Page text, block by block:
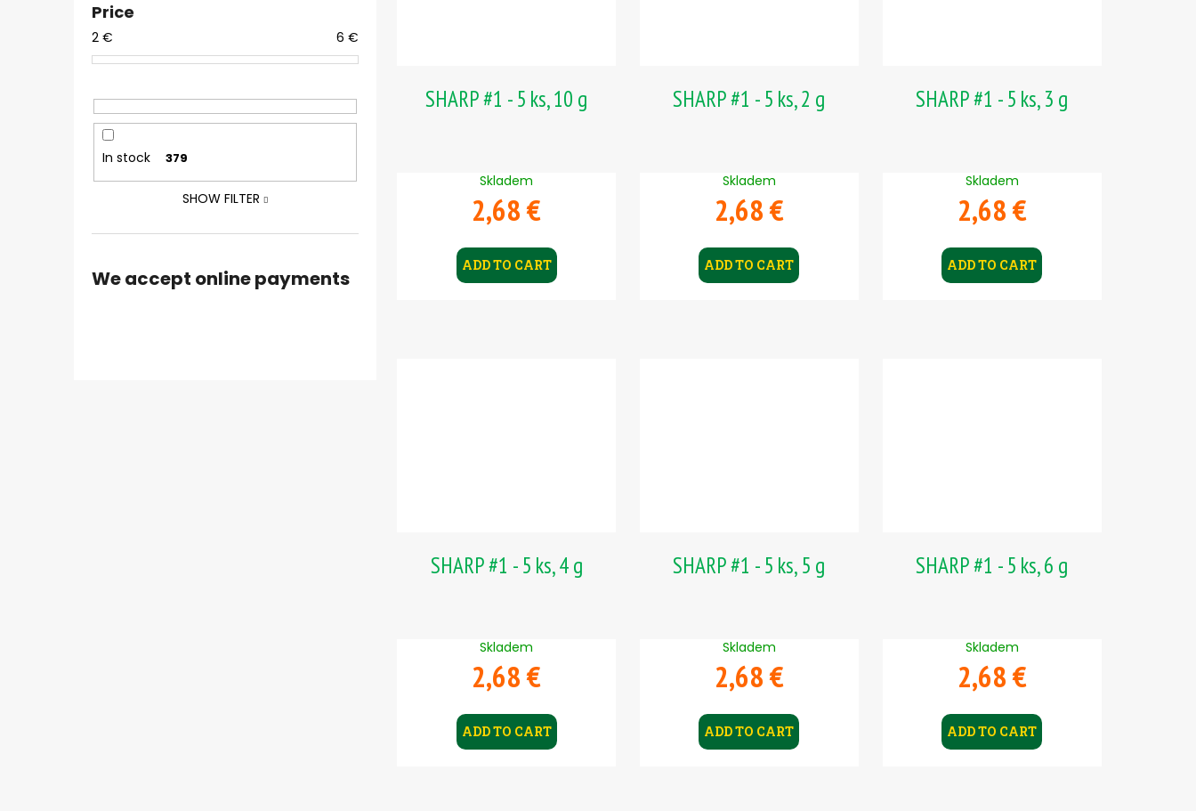
Price
2 € 6 €
In stock 379
SHOW FILTER
We accept online payments
SHARP #1 - 5 ks, 10 g
Skladem
2,68 €
ADD TO CART
SHARP #1 - 5 ks, 2 g
Skladem
2,68 €
ADD TO CART
SHARP #1 - 5 ks, 3 g
Skladem
2,68 €
ADD TO CART
SHARP #1 - 5 ks, 4 g
Skladem
2,68 €
ADD TO CART
SHARP #1 - 5 ks, 5 g
Skladem
2,68 €
ADD TO CART
SHARP #1 - 5 ks, 6 g
Skladem
2,68 €
ADD TO CART